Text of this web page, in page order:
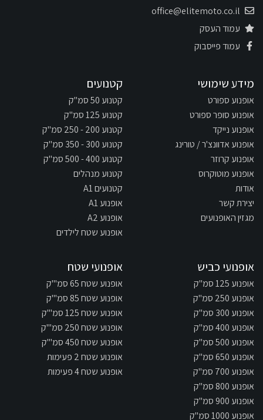
office@elitemoto.co.il
עמוד העסק
עמוד פייסבוק
מידע שימושי
אופנוע ספורט
אופנוע סופר ספורט
אופנוע נייקד
אופנוע אדוונצ'ר / טורינג
אופנוע קרוזר
אופנוע מוטוקרוס
אודות
יצירת קשר
מגזין האופנועים
קטנועים
קטנוע 50 סמ"ק
קטנוע 125 סמ"ק
קטנוע 200 - 250 סמ"ק
קטנוע 300 - 350 סמ"ק
קטנוע 400 - 500 סמ"ק
קטנוע מנהלים
קטנועים A1
אופנוע A1
אופנוע A2
אופנוע שטח לילדים
אופנועי כביש
אופנוע 125 סמ"ק
אופנוע 250 סמ"ק
אופנוע 300 סמ"ק
אופנוע 400 סמ"ק
אופנוע 500 סמ"ק
אופנוע 650 סמ"ק
אופנוע 700 סמ"ק
אופנוע 800 סמ"ק
אופנוע 900 סמ"ק
אופנוע 1000 סמ"ק
אופנועי שטח
אופנוע שטח 65 סמ"'ק
אופנוע שטח 85 סמ"'ק
אופנוע שטח 125 סמ"'ק
אופנוע שטח 250 סמ"'ק
אופנוע שטח 450 סמ"'ק
אופנוע שטח 2 פעימות
אופנוע שטח 4 פעימות